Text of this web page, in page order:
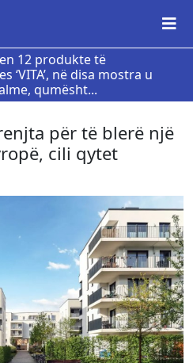
12 produkte të
‘VITA’, në disa mostra u
qumësht...
për të blerë një
cili qytet